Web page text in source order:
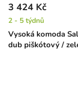
Vysoká komoda
dub piškótový /
3 424 Kč
2 - 5 týdnů